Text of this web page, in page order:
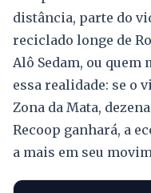
distância, parte do
reciclado longe de
Alô Sedam, ou quem
essa realidade: se
Zona da Mata,
Recoop ganhará, a
a mais em seu